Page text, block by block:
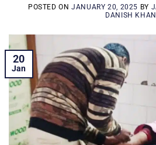
POSTED ONJANUARY 20, 2025 BY
DANISH KHAN
20
Jan